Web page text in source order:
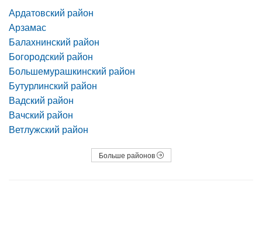
Ардатовский район
Арзамас
Балахнинский район
Богородский район
Большемурашкинский район
Бутурлинский район
Вадский район
Вачский район
Ветлужский район
Больше районов